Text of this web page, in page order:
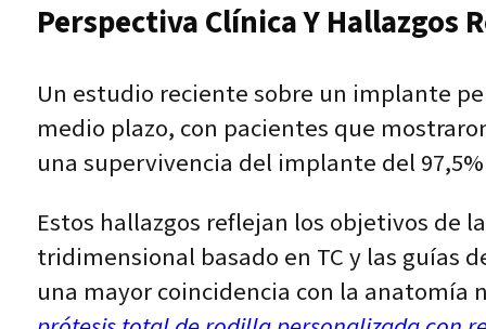
Perspectiva Clínica Y Hallazgos
Un estudio reciente sobre un implante
medio plazo, con pacientes que
una supervivencia del implante del
Estos hallazgos reflejan los objetivos de
tridimensional basado en TC y las guías
una mayor coincidencia con la anatomía